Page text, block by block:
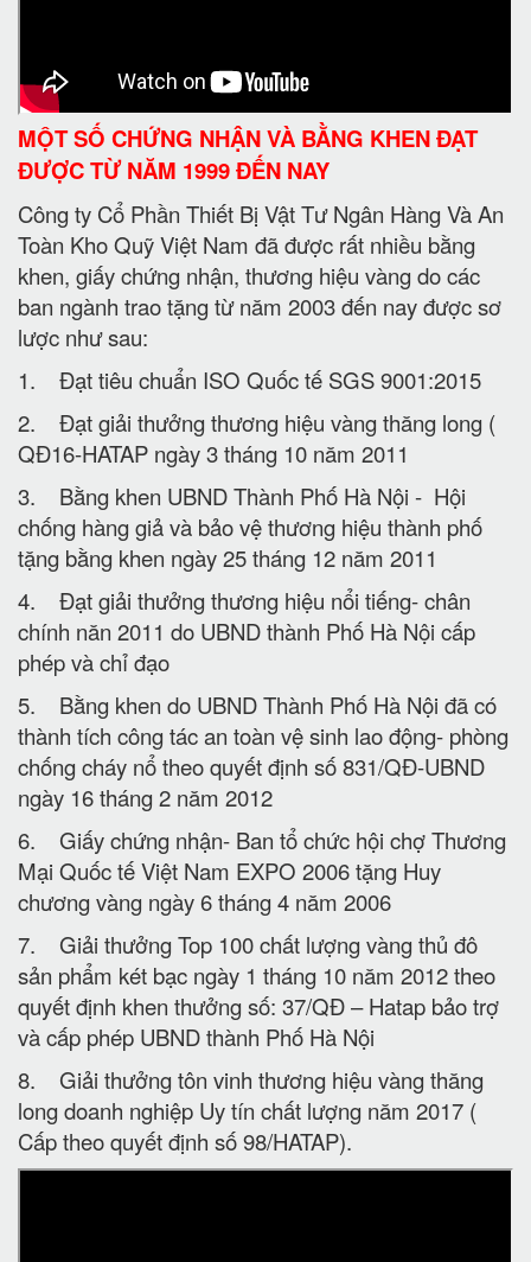
MỘT SỐ CHỨNG NHẬN VÀ BẰNG KHEN ĐẠT
ĐƯỢC TỪ NĂM 1999 ĐẾN NAY
Công ty Cổ Phần Thiết Bị Vật Tư Ngân Hàng Và An
Toàn Kho Quỹ Việt Nam đã được rất nhiều bằng
khen, giấy chứng nhận, thương hiệu vàng do các
ban ngành trao tặng từ năm 2003 đến nay được sơ
lược như sau:
1. Đạt tiêu chuẩn ISO Quốc tế SGS 9001:2015
2. Đạt giải thưởng thương hiệu vàng thăng long (
QĐ16-HATAP ngày 3 tháng 10 năm 2011
3. Bằng khen UBND Thành Phố Hà Nội - Hội
chống hàng giả và bảo vệ thương hiệu thành phố
tặng bằng khen ngày 25 tháng 12 năm 2011
4. Đạt giải thưởng thương hiệu nổi tiếng- chân
chính năn 2011 do UBND thành Phố Hà Nội cấp
phép và chỉ đạo
5. Bằng khen do UBND Thành Phố Hà Nội đã có
thành tích công tác an toàn vệ sinh lao động- phòng
chống cháy nổ theo quyết định số 831/QĐ-UBND
ngày 16 tháng 2 năm 2012
6. Giấy chứng nhận- Ban tổ chức hội chợ Thương
Mại Quốc tế Việt Nam EXPO 2006 tặng Huy
chương vàng ngày 6 tháng 4 năm 2006
7. Giải thưởng Top 100 chất lượng vàng thủ đô
sản phẩm két bạc ngày 1 tháng 10 năm 2012 theo
quyết định khen thưởng số: 37/QĐ – Hatap bảo trợ
và cấp phép UBND thành Phố Hà Nội
8. Giải thưởng tôn vinh thương hiệu vàng thăng
long doanh nghiệp Uy tín chất lượng năm 2017 (
Cấp theo quyết định số 98/HATAP).